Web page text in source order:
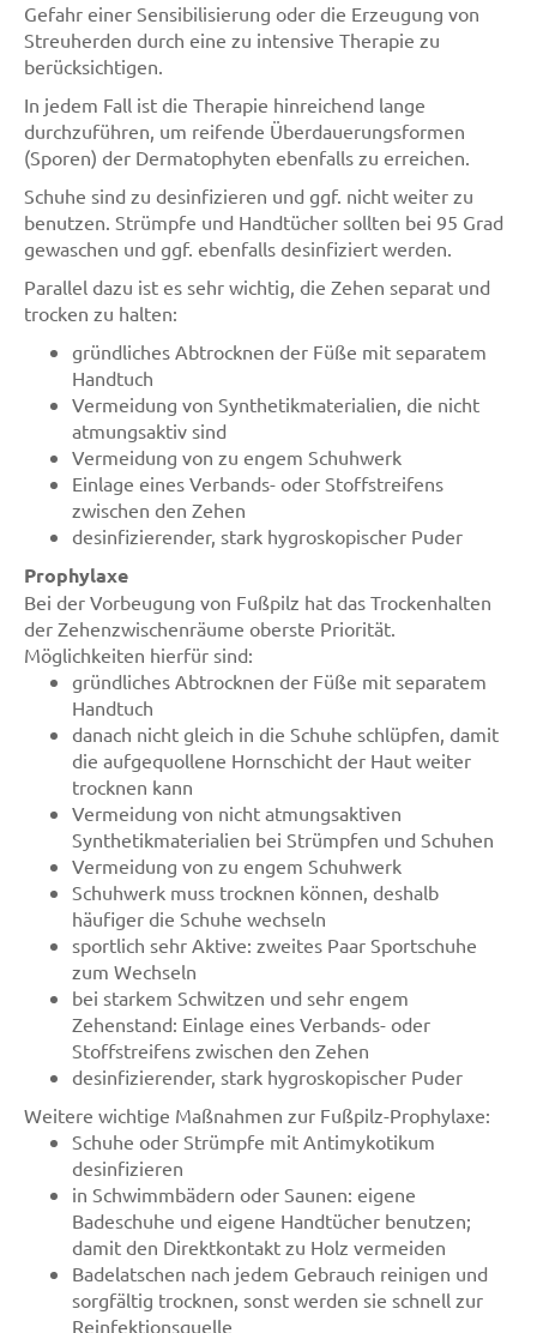
Gefahr einer Sensibilisierung oder die Erzeugung von
Streuherden durch eine zu intensive Therapie zu
berücksichtigen.
In jedem Fall ist die Therapie hinreichend lange
durchzuführen, um reifende Überdauerungsformen
(Sporen) der Dermatophyten ebenfalls zu erreichen.
Schuhe sind zu desinfizieren und ggf. nicht weiter zu
benutzen. Strümpfe und Handtücher sollten bei 95 Grad
gewaschen und ggf. ebenfalls desinfiziert werden.
Parallel dazu ist es sehr wichtig, die Zehen separat und
trocken zu halten:
gründliches Abtrocknen der Füße mit separatem
Handtuch
Vermeidung von Synthetikmaterialien, die nicht
atmungsaktiv sind
Vermeidung von zu engem Schuhwerk
Einlage eines Verbands- oder Stoffstreifens
zwischen den Zehen
desinfizierender, stark hygroskopischer Puder
Prophylaxe
Bei der Vorbeugung von Fußpilz hat das Trockenhalten
der Zehenzwischenräume oberste Priorität.
Möglichkeiten hierfür sind:
gründliches Abtrocknen der Füße mit separatem
Handtuch
danach nicht gleich in die Schuhe schlüpfen, damit
die aufgequollene Hornschicht der Haut weiter
trocknen kann
Vermeidung von nicht atmungsaktiven
Synthetikmaterialien bei Strümpfen und Schuhen
Vermeidung von zu engem Schuhwerk
Schuhwerk muss trocknen können, deshalb
häufiger die Schuhe wechseln
sportlich sehr Aktive: zweites Paar Sportschuhe
zum Wechseln
bei starkem Schwitzen und sehr engem
Zehenstand: Einlage eines Verbands- oder
Stoffstreifens zwischen den Zehen
desinfizierender, stark hygroskopischer Puder
Weitere wichtige Maßnahmen zur Fußpilz-Prophylaxe:
Schuhe oder Strümpfe mit Antimykotikum
desinfizieren
in Schwimmbädern oder Saunen: eigene
Badeschuhe und eigene Handtücher benutzen;
damit den Direktkontakt zu Holz vermeiden
Badelatschen nach jedem Gebrauch reinigen und
sorgfältig trocknen, sonst werden sie schnell zur
Reinfektionsquelle